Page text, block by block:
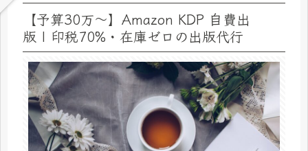
【予算30万～】Amazon KDP 自費出
版 | 印税70%・在庫ゼロの出版代行